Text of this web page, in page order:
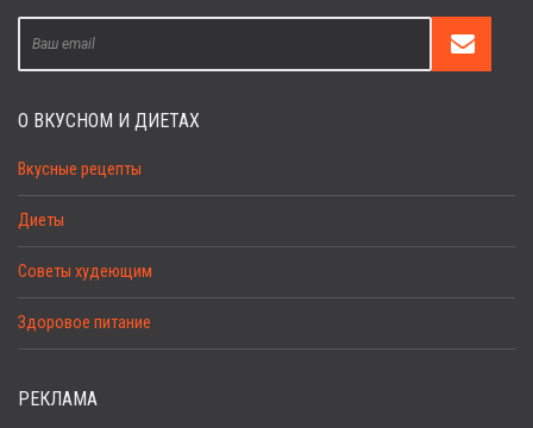
О ВКУСНОМ И ДИЕТАХ
Вкусные рецепты
Диеты
Советы худеющим
Здоровое питание
РЕКЛАМА